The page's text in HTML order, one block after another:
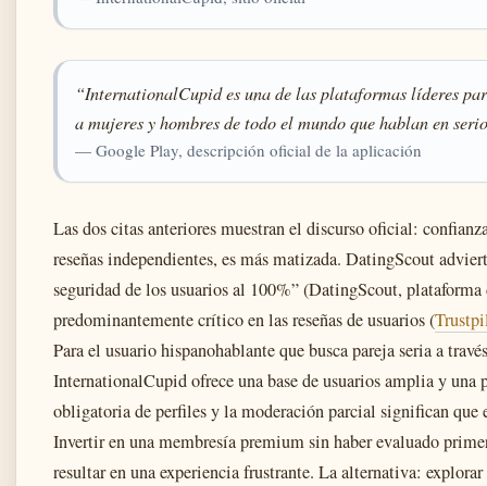
“InternationalCupid es una de las plataformas líderes
a mujeres y hombres de todo el mundo que hablan en
— Google Play, descripción oficial de la aplicación
Las dos citas anteriores muestran el discurso oficial:
reseñas independientes, es más matizada. DatingScout
seguridad de los usuarios al 100%” (DatingScout,
predominantemente crítico en las reseñas de usuarios (
Para el usuario hispanohablante que busca pareja seria a
InternationalCupid ofrece una base de usuarios amplia y
obligatoria de perfiles y la moderación parcial significan que
Invertir en una membresía premium sin haber evaluado
resultar en una experiencia frustrante. La alternativa: